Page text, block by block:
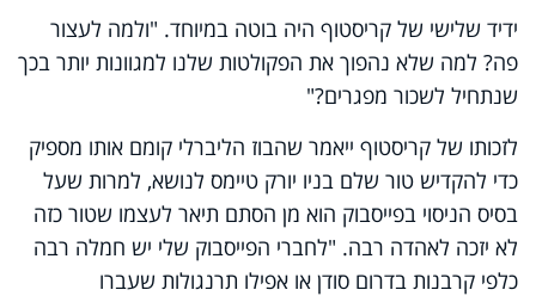
ידיד שלישי של קריסטוף היה בוטה במיוחד. "ולמה לעצור
פה? למה שלא נהפוך את הפקולטות שלנו למגוונות יותר בכך
שנתחיל לשכור מפגרים?"
לזכותו של קריסטוף ייאמר שהבוז הליברלי קומם אותו מספיק
כדי להקדיש טור שלם בניו יורק טיימס לנושא, למרות שעל
בסיס הניסוי בפייסבוק הוא מן הסתם תיאר לעצמו שטור כזה
לא יזכה לאהדה רבה. "לחברי הפייסבוק שלי יש חמלה רבה
כלפי קרבנות בדרום סודן או אפילו תרנגולות שעברו